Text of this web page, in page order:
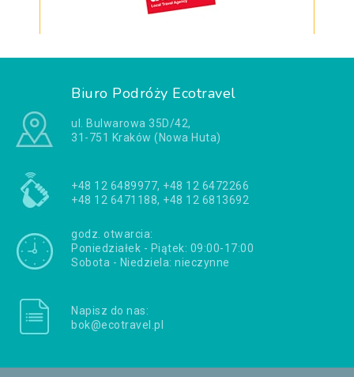
Biuro Podróży Ecotravel
ul. Bulwarowa 35D/42,
31-751 Kraków (Nowa Huta)
+48 12 6489977, +48 12 6472266
+48 12 6471188, +48 12 6813692
godz. otwarcia:
Poniedziałek - Piątek: 09:00-17:00
Sobota - Niedziela: nieczynne
Napisz do nas:
bok@ecotravel.pl